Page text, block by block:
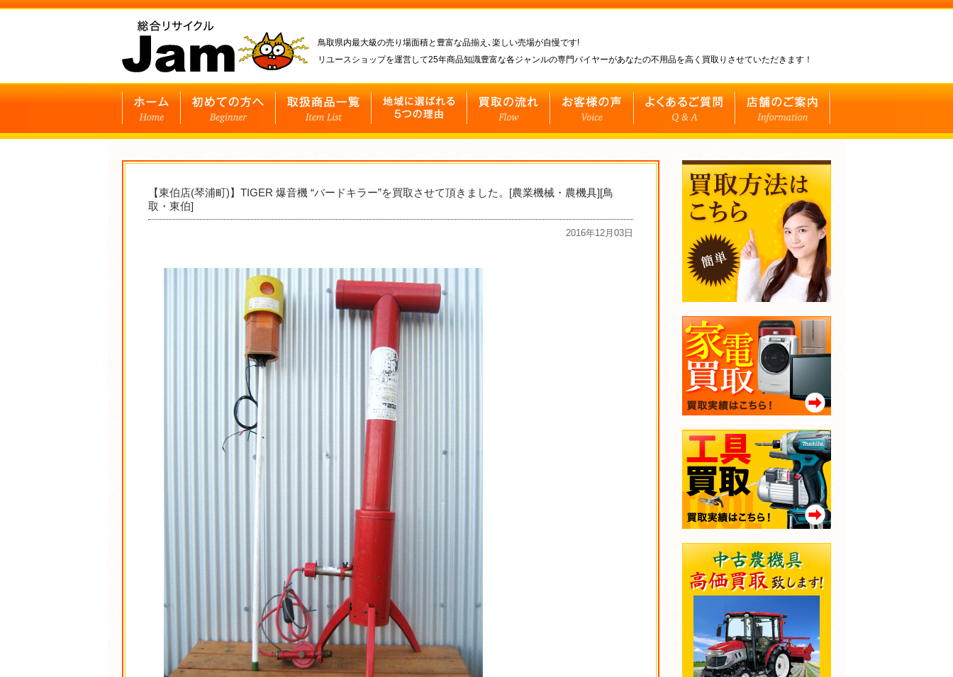
鳥取県内最大級の売り場面積と豊富な品揃え､楽しい売場が自慢です!
リユースショップを運営して25年商品知識豊富な各ジャンルの専門バイヤーがあなたの不用品を高く買取りさせていただきます！
【東伯店(琴浦町)】TIGER 爆音機 “バードキラー”を買取させて頂きました。[農業機械・農機具][鳥
取・東伯]
2016年12月03日